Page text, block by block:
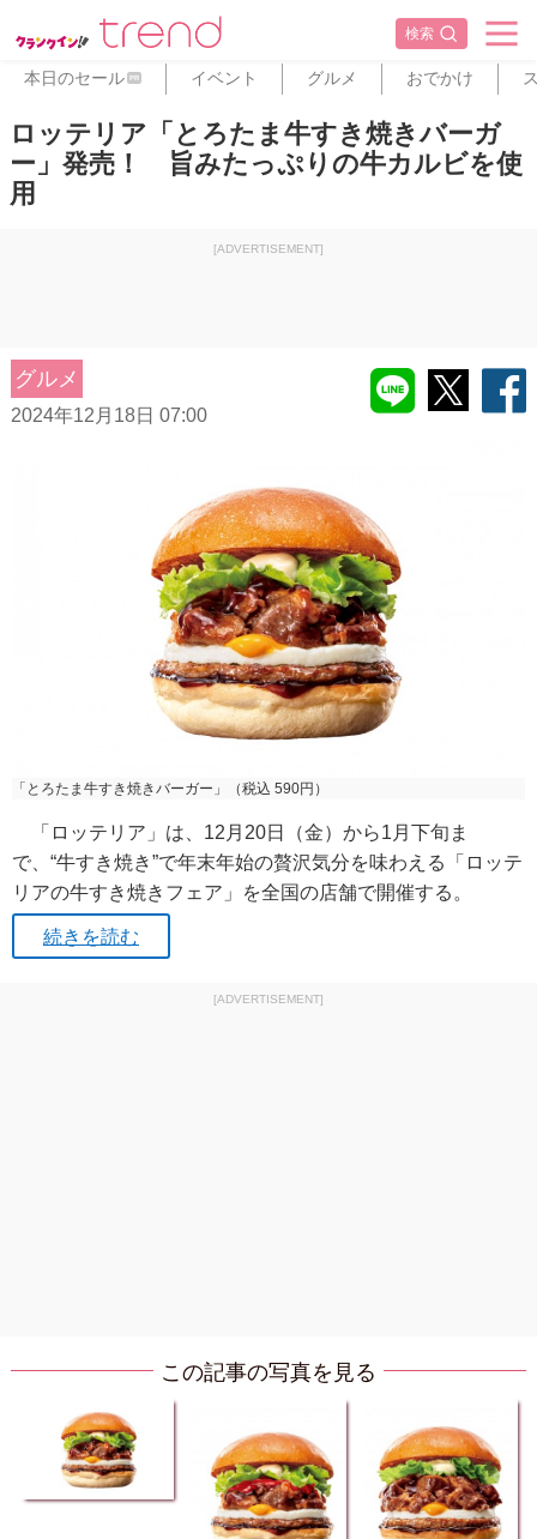
検索
本日のセール PR イベント グルメ おでかけ
ロッテリア「とろたま牛すき焼きバーガ
ー」発売！ 旨みたっぷりの牛カルビを使
用
[ADVERTISEMENT]
グルメ
2024年12月18日 07:00
「とろたま牛すき焼きバーガー」（税込 590円）
「ロッテリア」は、12月20日（金）から1月下旬ま
で、“牛すき焼き”で年末年始の贅沢気分を味わえる「ロッテ
リアの牛すき焼きフェア」を全国の店舗で開催する。
続きを読む
[ADVERTISEMENT]
この記事の写真を見る